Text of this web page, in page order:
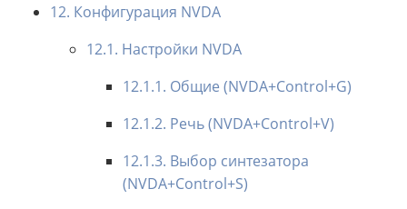
12. Конфигурация NVDA
12.1. Настройки NVDA
12.1.1. Общие (NVDA+Control+G)
12.1.2. Речь (NVDA+Control+V)
12.1.3. Выбор синтезатора
(NVDA+Control+S)